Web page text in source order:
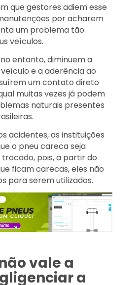
que gestores adiem esse
por acharem
um problema tão
veículos.
entanto, diminuem a
e a aderência ao
um contato direto
muitas vezes já podem
naturais presentes
acidentes, as instituições
o pneu careca seja
pois, a partir do
ficam carecas, eles não
para serem utilizados.
vale a
a